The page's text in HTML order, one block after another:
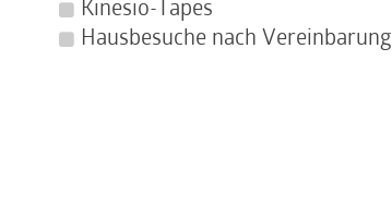
Kinesio-Tapes
Hausbesuche nach Vereinbarung